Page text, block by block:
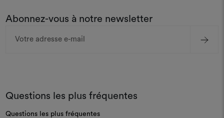
Abonnez-vous à notre newsletter
Questions les plus fréquentes
Questions les plus fréquentes